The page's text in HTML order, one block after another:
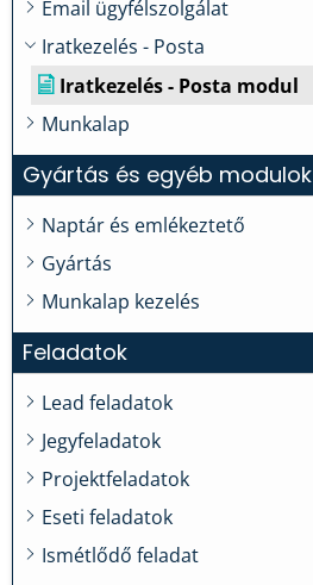
Email ügyfélszolgálat
Iratkezelés - Posta
Iratkezelés - Posta modul
Munkalap
Gyártás és egyéb modulok
Naptár és emlékeztető
Gyártás
Munkalap kezelés
Feladatok
Lead feladatok
Jegyfeladatok
Projektfeladatok
Eseti feladatok
Ismétlődő feladat